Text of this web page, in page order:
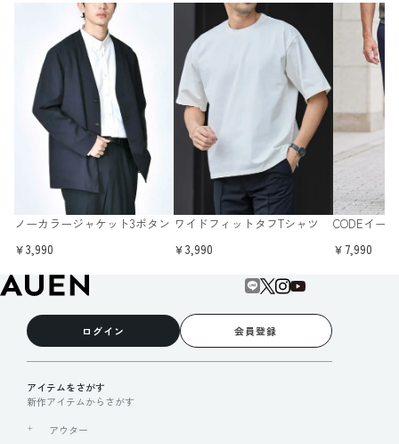
ノーカラージャケット3ボタン
￥3,990
ワイドフィットタフTシャツ
￥3,990
CODEイー
￥7,990
ログイン 会員登録
アイテムをさがす
新作アイテムからさがす
アウター